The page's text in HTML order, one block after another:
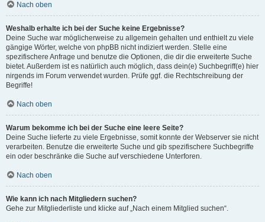
Nach oben
Weshalb erhalte ich bei der Suche keine Ergebnisse?
Deine Suche war möglicherweise zu allgemein gehalten und enthielt zu viele
gängige Wörter, welche von phpBB nicht indiziert werden. Stelle eine
spezifischere Anfrage und benutze die Optionen, die dir die erweiterte Suche
bietet. Außerdem ist es natürlich auch möglich, dass dein(e) Suchbegriff(e) hier
nirgends im Forum verwendet wurden. Prüfe ggf. die Rechtschreibung der
Begriffe!
Nach oben
Warum bekomme ich bei der Suche eine leere Seite?
Deine Suche lieferte zu viele Ergebnisse, somit konnte der Webserver sie nicht
verarbeiten. Benutze die erweiterte Suche und gib spezifischere Suchbegriffe
ein oder beschränke die Suche auf verschiedene Unterforen.
Nach oben
Wie kann ich nach Mitgliedern suchen?
Gehe zur Mitgliederliste und klicke auf „Nach einem Mitglied suchen“.